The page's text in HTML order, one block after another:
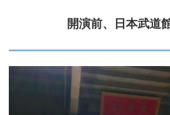
開演前、日本武道